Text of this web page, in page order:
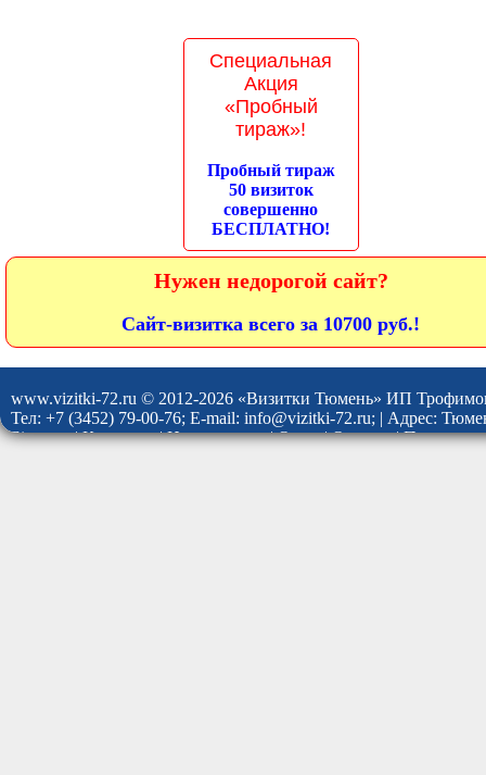
Специальная
Акция
«Пробный
тираж»!
Пробный тираж
50 визиток
совершенно
БЕСПЛАТНО!
Нужен недорогой сайт?
Сайт-визитка всего за 10700 руб.!
www.vizitki-72.ru © 2012-2026 «Визитки Тюмень» ИП
Тел: +7 (3452) 79-00-76; E-mail: info@vizitki-72.ru; | Адрес:
Site map|Контакты|Наши услуги|О нас|Отзывы|Политика